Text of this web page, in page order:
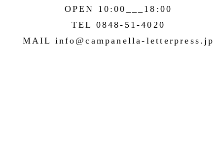
OPEN 10:00___18:00
TEL 0848-51-4020
MAIL info@campanella-letterpress.jp